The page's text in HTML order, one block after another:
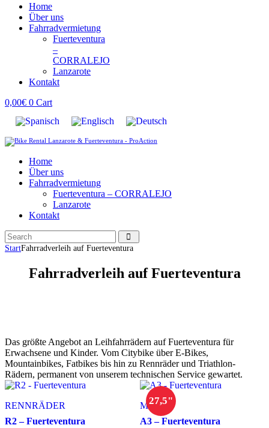
Home
Über uns
Fahrradvermietung
Fuerteventura
–
CORRALEJO
Lanzarote
Kontakt
0,00€ 0 Cart
Home
Über uns
Fahrradvermietung
Fuerteventura – CORRALEJO
Lanzarote
Kontakt
StartFahrradverleih auf Fuerteventura
Fahrradverleih auf Fuerteventura
Das größte Angebot an Leihfahrrädern auf Fuerteventura für
Erwachsene und Kinder. Vom Citybike über E-Bikes,
Mountainbikes, Fatbikes bis hin zu Rennräder und Triathlon-
Rädern, permanent von unserem technischen Service gewartet.
RENNRÄDER
R2 – Fuerteventura
27,5"
MTB
A3 – Fuerteventura